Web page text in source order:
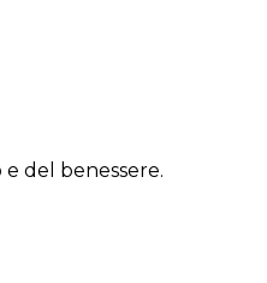
del benessere.